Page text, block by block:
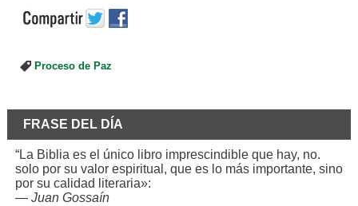
Proceso de Paz
FRASE DEL DÍA
“La Biblia es el único libro imprescindible que hay, no.
solo por su valor espiritual, que es lo más importante, sino
por su calidad literaria»:
— Juan Gossaín